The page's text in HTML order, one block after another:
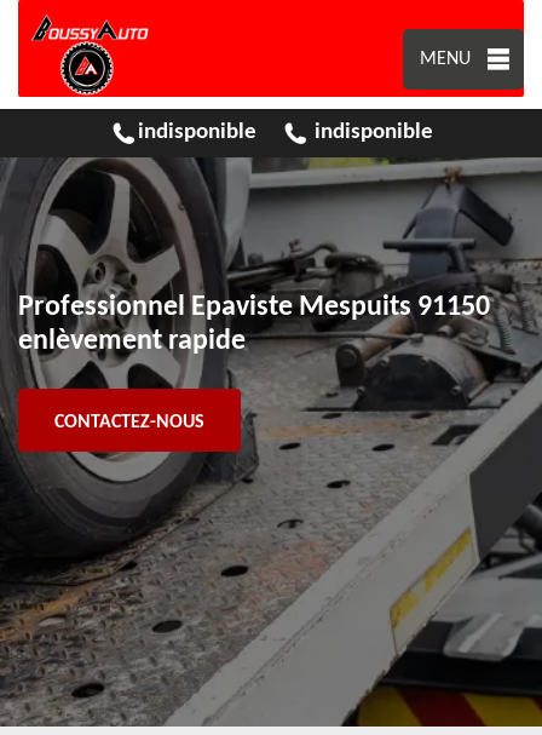
MENU
indisponible indisponible
Professionnel Epaviste Mespuits 91150
enlèvement rapide
CONTACTEZ-NOUS